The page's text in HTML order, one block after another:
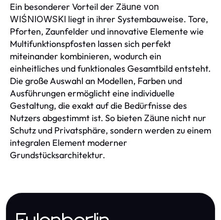
Ein besonderer Vorteil der Zäune von
WIŚNIOWSKI liegt in ihrer Systembauweise. Tore,
Pforten, Zaunfelder und innovative Elemente wie
Multifunktionspfosten lassen sich perfekt
miteinander kombinieren, wodurch ein
einheitliches und funktionales Gesamtbild entsteht.
Die große Auswahl an Modellen, Farben und
Ausführungen ermöglicht eine individuelle
Gestaltung, die exakt auf die Bedürfnisse des
Nutzers abgestimmt ist. So bieten Zäune nicht nur
Schutz und Privatsphäre, sondern werden zu einem
integralen Element moderner
Grundstücksarchitektur.